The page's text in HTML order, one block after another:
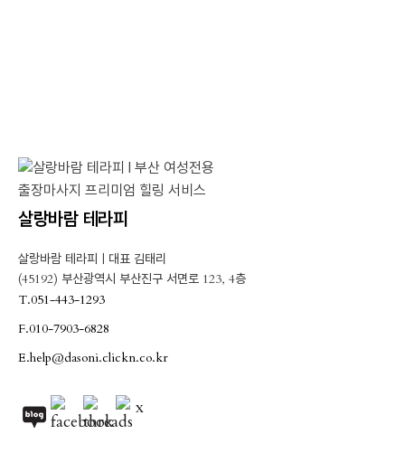
살랑바람 테라피
살랑바람 테라피ㅣ대표 김태리
(45192) 부산광역시 부산진구 서면로 123, 4층
T.051-443-1293
F.010-7903-6828
E.help@dasoni.clickn.co.kr